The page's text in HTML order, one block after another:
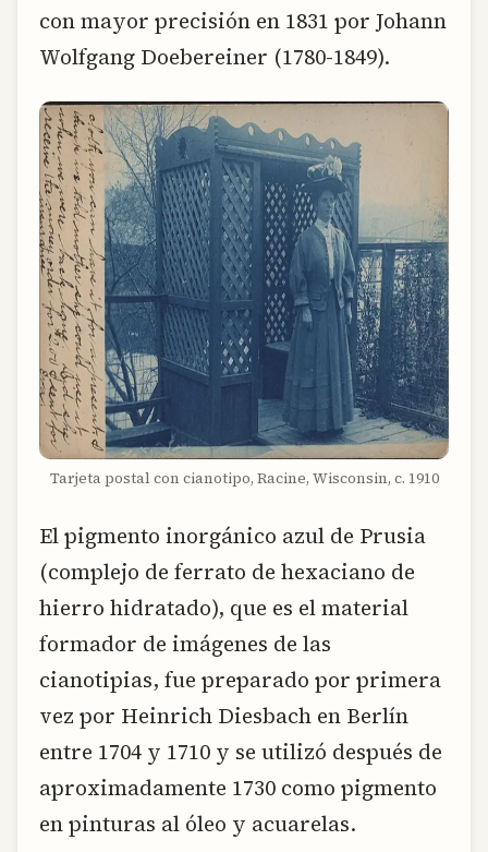
con mayor precisión en 1831 por Johann
Wolfgang Doebereiner (1780-1849).
Tarjeta postal con cianotipo, Racine, Wisconsin, c. 1910
El pigmento inorgánico azul de Prusia
(complejo de ferrato de hexaciano de
hierro hidratado), que es el material
formador de imágenes de las
cianotipias, fue preparado por primera
vez por Heinrich Diesbach en Berlín
entre 1704 y 1710 y se utilizó después de
aproximadamente 1730 como pigmento
en pinturas al óleo y acuarelas.